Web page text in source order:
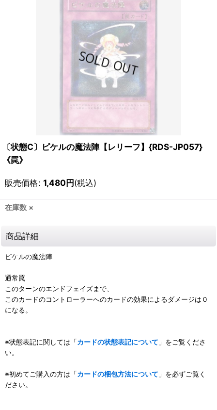
〔状態C〕ピケルの魔法陣【レリーフ】{RDS-JP057}
《罠》
販売価格: 1,480円(税込)
在庫数 ×
商品詳細
ピケルの魔法陣
通常罠
このターンのエンドフェイズまで、
このカードのコントローラーへのカードの効果によるダメージは０
になる。
※状態表記に関しては「カードの状態表記について 」をご覧くださ
い。
※初めてご購入の方は「カードの梱包方法について 」を必ずご覧く
ださい。